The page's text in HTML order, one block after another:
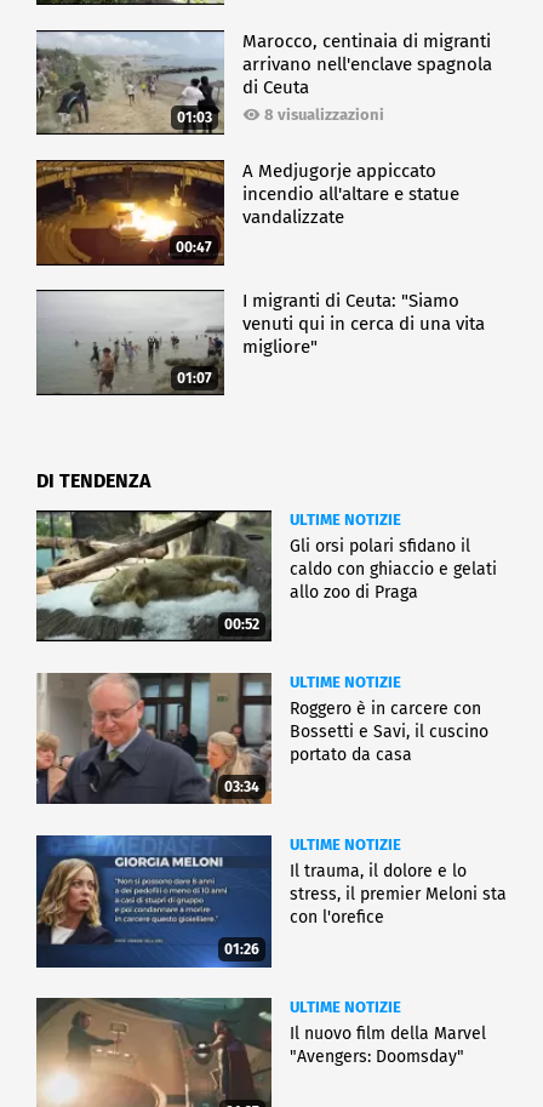
01:03
Marocco, centinaia di migranti
arrivano nell'enclave spagnola
di Ceuta
8 visualizzazioni
00:47
A Medjugorje appiccato
incendio all'altare e statue
vandalizzate
01:07
I migranti di Ceuta: "Siamo
venuti qui in cerca di una vita
migliore"
DI TENDENZA
00:52
ULTIME NOTIZIE
Gli orsi polari sfidano il
caldo con ghiaccio e gelati
allo zoo di Praga
03:34
ULTIME NOTIZIE
Roggero è in carcere con
Bossetti e Savi, il cuscino
portato da casa
01:26
ULTIME NOTIZIE
Il trauma, il dolore e lo
stress, il premier Meloni sta
con l'orefice
ULTIME NOTIZIE
Il nuovo film della Marvel
"Avengers: Doomsday"